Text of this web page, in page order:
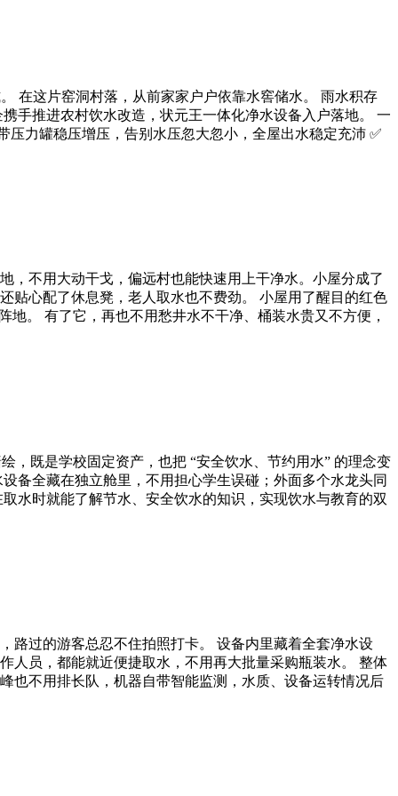
在这片窑洞村落，从前家家户户依靠水窖储水。 雨水积存
手推进农村饮水改造，状元王一体化净水设备入户落地。 一
力罐稳压增压，告别水压忽大忽小，全屋出水稳定充沛 ✅
，不用大动干戈，偏远村也能快速用上干净水。小屋分成了
贴心配了休息凳，老人取水也不费劲。 小屋用了醒目的红色
。 有了它，再也不用愁井水不干净、桶装水贵又不方便，
，既是学校固定资产，也把 “安全饮水、节约用水” 的理念变
备全藏在独立舱里，不用担心学生误碰；外面多个水龙头同
水时就能了解节水、安全饮水的知识，实现饮水与教育的双
路过的游客总忍不住拍照打卡。 设备内里藏着全套净水设
人员，都能就近便捷取水，不用再大批量采购瓶装水。 整体
也不用排长队，机器自带智能监测，水质、设备运转情况后